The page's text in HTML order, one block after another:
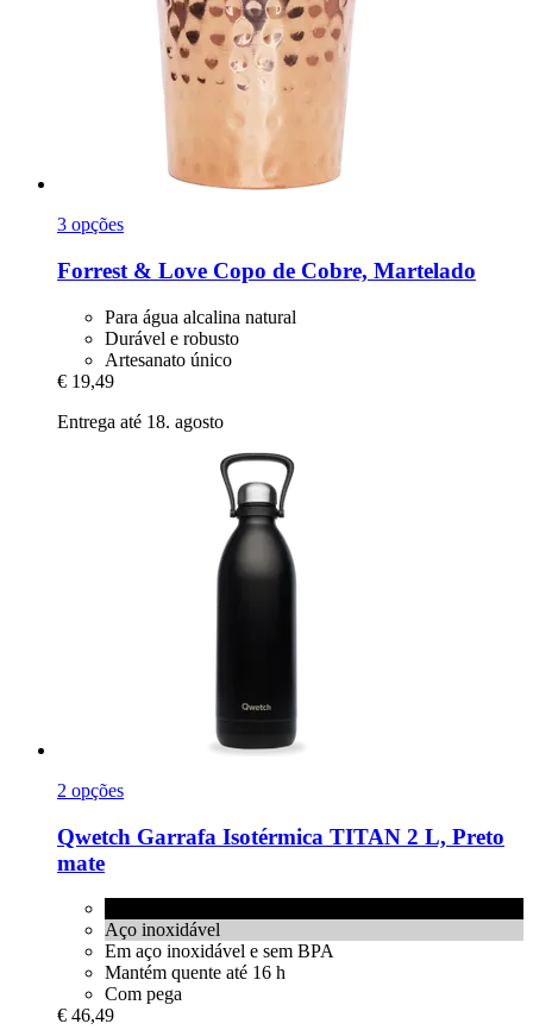
3 opções
Forrest & Love Copo de Cobre, Martelado
Para água alcalina natural
Durável e robusto
Artesanato único
€ 19,49
Entrega até 18. agosto
2 opções
Qwetch Garrafa Isotérmica TITAN 2 L, Preto
mate
Aço inoxidável
Em aço inoxidável e sem BPA
Mantém quente até 16 h
Com pega
€ 46,49